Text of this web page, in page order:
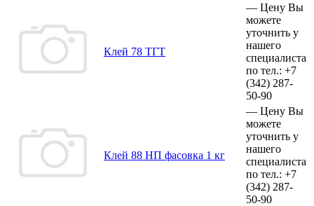
Клей 78 ТГТ
— Цену Вы
можете
уточнить у
нашего
специалиста
по тел.: +7
(342) 287-
50-90
Клей 88 НП фасовка 1 кг
— Цену Вы
можете
уточнить у
нашего
специалиста
по тел.: +7
(342) 287-
50-90